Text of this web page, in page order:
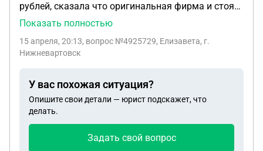
рублей, сказала что оригинальная фирма и стоят
они 10 тысяч рублей, а оказалось, что это
заплатить 10 тысяч рублей, хотя изначально
и не оказалось вовсе
Показать полностью
15 апреля, 20:13, вопрос №4925729, Елизавета, г.
Нижневартовск
У вас похожая ситуация?
Опишите свои детали — юрист подскажет, что
делать.
Задать свой вопрос